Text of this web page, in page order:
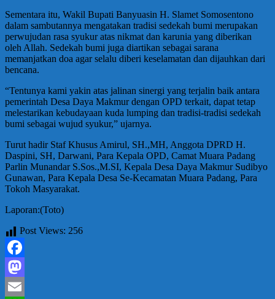
Sementara itu, Wakil Bupati Banyuasin H. Slamet Somosentono
dalam sambutannya mengatakan tradisi sedekah bumi merupakan
perwujudan rasa syukur atas nikmat dan karunia yang diberikan
oleh Allah. Sedekah bumi juga diartikan sebagai sarana
memanjatkan doa agar selalu diberi keselamatan dan dijauhkan dari
bencana.
“Tentunya kami yakin atas jalinan sinergi yang terjalin baik antara
pemerintah Desa Daya Makmur dengan OPD terkait, dapat tetap
melestarikan kebudayaan kuda lumping dan tradisi-tradisi sedekah
bumi sebagai wujud syukur,” ujarnya.
Turut hadir Staf Khusus Amirul, SH.,MH, Anggota DPRD H.
Daspini, SH, Darwani, Para Kepala OPD, Camat Muara Padang
Parlin Munandar S.Sos.,M.SI, Kepala Desa Daya Makmur Sudibyo
Gunawan, Para Kepala Desa Se-Kecamatan Muara Padang, Para
Tokoh Masyarakat.
Laporan:(Toto)
Post Views: 256
Facebook
Mastodon